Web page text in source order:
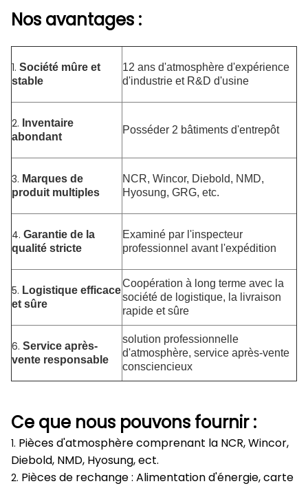
Nos avantages :
1. Société mûre et
stable
12 ans d'atmosphère d'expérience
d'industrie et R&D d'usine
2. Inventaire
abondant
Posséder 2 bâtiments d'entrepôt
3. Marques de
produit multiples
NCR, Wincor, Diebold, NMD,
Hyosung, GRG, etc.
4. Garantie de la
qualité stricte
Examiné par l'inspecteur
professionnel avant l'expédition
5. Logistique efficace
et sûre
Coopération à long terme avec la
société de logistique, la livraison
rapide et sûre
6. Service après-
vente responsable
solution professionnelle
d'atmosphère, service après-vente
consciencieux
Ce que nous pouvons fournir :
1. Pièces d'atmosphère comprenant la NCR, Wincor,
Diebold, NMD, Hyosung, ect.
2. Pièces de rechange : Alimentation d'énergie, carte